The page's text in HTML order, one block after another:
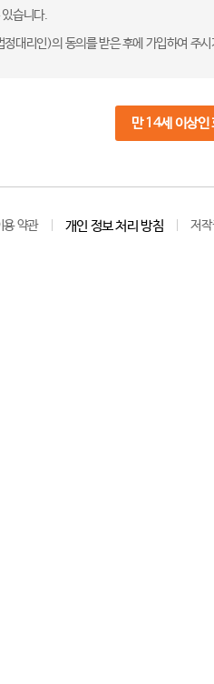
있습니다.
대리인)의 동의를 받은 후에 가입하여 주
만 14세 이상인
용 약관 개인 정보 처리 방침 저